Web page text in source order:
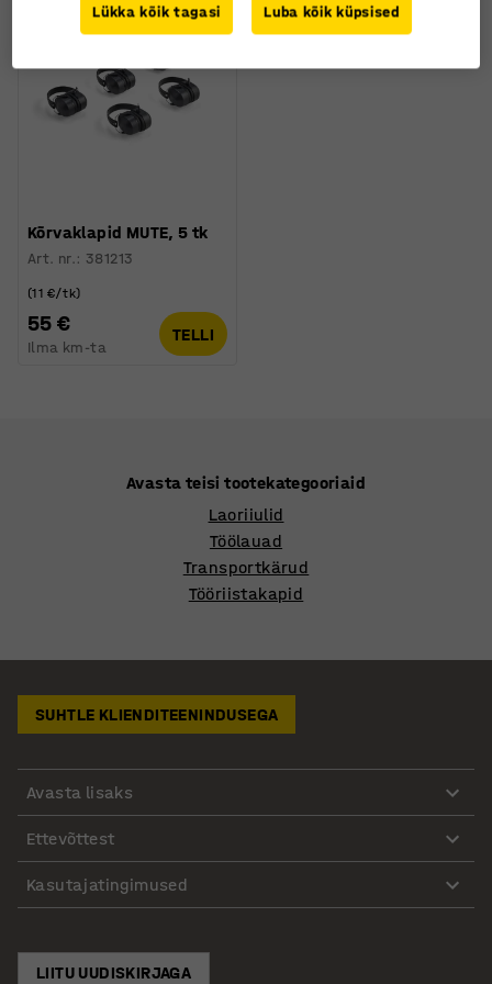
Kõrvaklapid MUTE, 5 tk
Art. nr.: 381213
55 €
(11 €/tk)
Ilma km-ta
TELLI
Avasta teisi tootekategooriaid
Laoriiulid
Töölauad
Transportkärud
Tööriistakapid
SUHTLE KLIENDITEENINDUSEGA
Avasta lisaks
Ettevõttest
Kasutajatingimused
LIITU UUDISKIRJAGA
Lükka kõik tagasi Luba kõik küpsised